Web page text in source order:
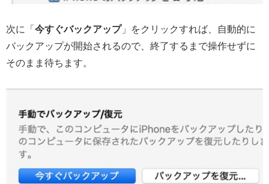
次に「 今すぐバックアップ」をクリックすれば、自動的に
バックアップが開始されるので、終了するまで操作せずに
そのまま待ちます。